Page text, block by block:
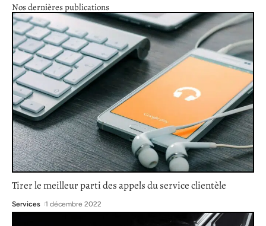
Nos dernières publications
Tirer le meilleur parti des appels du service clientèle
Services 1 décembre 2022